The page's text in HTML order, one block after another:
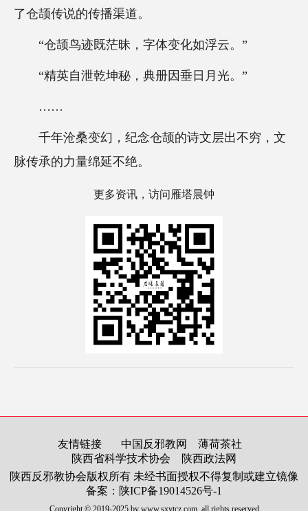
了仓颉传说的传播渠道。
“仓颉鸟迹既茫昧，字体变化如浮云。”
“精英自泄乾坤秘，典册因垂日月光。”
……
千年沧桑变幻，纪念仓颉的诗文层出不穷，文
脉传承的力量绵延不绝。
更多资讯，访问雁塔晨钟
友情链接 中国反邪教网
薄荷茶社
陕西省科学技术协会
陕西政法网
陕西反邪教协会版权所有 未经书面授权不得复制或建立镜像
备案：陕ICP备19014526号-1
Copyright © 2019-2025 by www.sxytcz.com. all rights reserved